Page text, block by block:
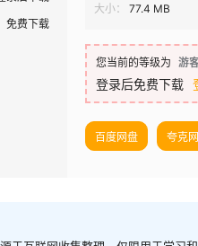
免费下载
大小： 77.4 MB
您当前的等级为 游
登录后免费下载
百度网盘 夸克